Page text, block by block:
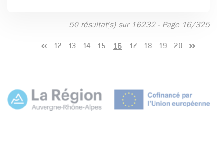
50 résultat(s) sur 16232 - Page 16/325
12 13 14 15 16 17 18 19 20